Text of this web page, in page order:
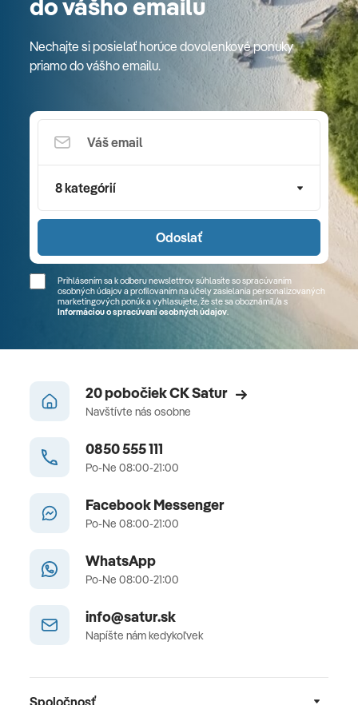
do vášho emailu
Nechajte si posielať horúce dovolenkové ponuky
priamo do vášho emailu.
8 kategórií
Odoslať
Prihlásením sa k odberu newslettrov súhlasíte so spracúvaním
osobných údajov a profilovaním na účely zasielania personalizovaných
marketingových ponúk a vyhlasujete, že ste sa oboznámil/a s
Informáciou o spracúvaní osobných údajov.
20 pobočiek CK Satur
Navštívte nás osobne
0850 555 111
Po-Ne 08:00-21:00
Facebook Messenger
Po-Ne 08:00-21:00
WhatsApp
Po-Ne 08:00-21:00
info@satur.sk
Napíšte nám kedykoľvek
Spoločnosť